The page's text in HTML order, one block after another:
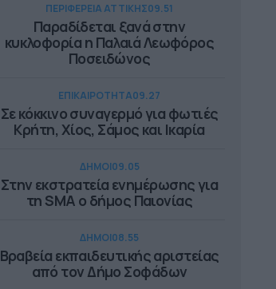
ΠΕΡΙΦΕΡΕΙΑ ΑΤΤΙΚΗΣ09.51
Παραδίδεται ξανά στην
κυκλοφορία η Παλαιά Λεωφόρος
Ποσειδώνος
ΕΠΙΚΑΙΡΟΤΗΤΑ09.27
Σε κόκκινο συναγερμό για φωτιές
Κρήτη, Χίος, Σάμος και Ικαρία
ΔΗΜΟΙ09.05
Στην εκστρατεία ενημέρωσης για
τη SMA ο δήμος Παιονίας
ΔΗΜΟΙ08.55
Βραβεία εκπαιδευτικής αριστείας
από τον Δήμο Σοφάδων